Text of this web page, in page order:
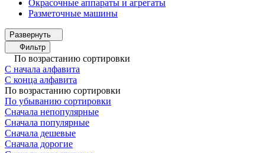
Окрасочные аппараты и агрегаты
Разметочные машины
Фильтр
По возрастанию сортировки
С начала алфавита
С конца алфавита
По возрастанию сортировки
По убыванию сортировки
Сначала непопулярные
Сначала популярные
Сначала дешевые
Сначала дорогие